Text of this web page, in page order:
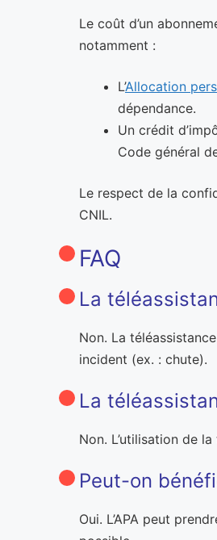
Le coût d’un
notamment :
L’Allocation
dépendance.
Un crédit
Code général
Le respect de la
CNIL.
FAQ
La
Non. La
incident (ex. : chute).
La
Non. L’utilisation de
Peut-on
Oui. L’APA peut